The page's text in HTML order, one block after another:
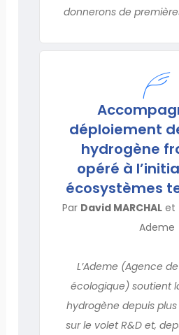
donnerons de
déploiement
hydrogène
opéré à
écosystèmes
Par David MARCHALet
Ademe
L’Ademe (Agence
écologique) soutient
hydrogène depuis
sur le volet R&D et,